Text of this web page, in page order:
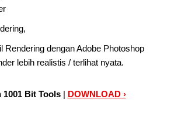
Rendering dengan Adobe Photoshop
lebih realistis / terlihat nyata.
1001 Bit Tools | DOWNLOAD ›